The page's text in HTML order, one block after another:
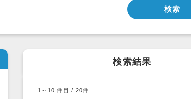
検索
検索結果
1～10件目 / 20件